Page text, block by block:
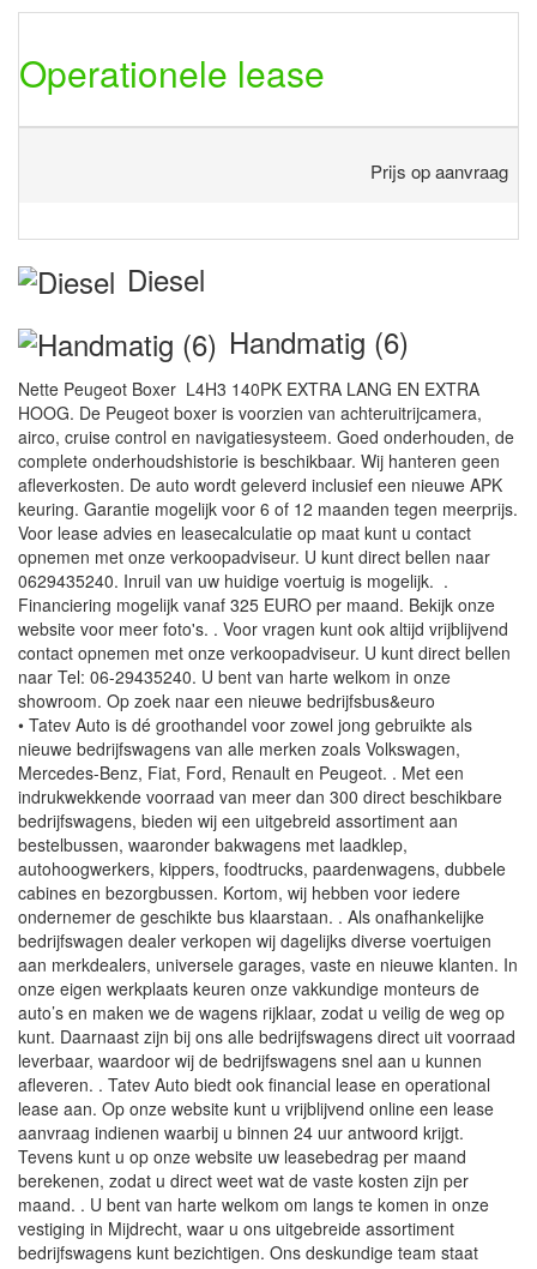
Operationele lease
Prijs op aanvraag
Diesel
Handmatig (6)
Nette Peugeot Boxer L4H3 140PK EXTRA LANG EN EXTRA
HOOG. De Peugeot boxer is voorzien van achteruitrijcamera,
airco, cruise control en navigatiesysteem. Goed onderhouden, de
complete onderhoudshistorie is beschikbaar. Wij hanteren geen
afleverkosten. De auto wordt geleverd inclusief een nieuwe APK
keuring. Garantie mogelijk voor 6 of 12 maanden tegen meerprijs.
Voor lease advies en leasecalculatie op maat kunt u contact
opnemen met onze verkoopadviseur. U kunt direct bellen naar
0629435240. Inruil van uw huidige voertuig is mogelijk. .
Financiering mogelijk vanaf 325 EURO per maand. Bekijk onze
website voor meer foto's. . Voor vragen kunt ook altijd vrijblijvend
contact opnemen met onze verkoopadviseur. U kunt direct bellen
naar Tel: 06-29435240. U bent van harte welkom in onze
showroom. Op zoek naar een nieuwe bedrijfsbus&euro
• Tatev Auto is dé groothandel voor zowel jong gebruikte als
nieuwe bedrijfswagens van alle merken zoals Volkswagen,
Mercedes-Benz, Fiat, Ford, Renault en Peugeot. . Met een
indrukwekkende voorraad van meer dan 300 direct beschikbare
bedrijfswagens, bieden wij een uitgebreid assortiment aan
bestelbussen, waaronder bakwagens met laadklep,
autohoogwerkers, kippers, foodtrucks, paardenwagens, dubbele
cabines en bezorgbussen. Kortom, wij hebben voor iedere
ondernemer de geschikte bus klaarstaan. . Als onafhankelijke
bedrijfswagen dealer verkopen wij dagelijks diverse voertuigen
aan merkdealers, universele garages, vaste en nieuwe klanten. In
onze eigen werkplaats keuren onze vakkundige monteurs de
auto’s en maken we de wagens rijklaar, zodat u veilig de weg op
kunt. Daarnaast zijn bij ons alle bedrijfswagens direct uit voorraad
leverbaar, waardoor wij de bedrijfswagens snel aan u kunnen
afleveren. . Tatev Auto biedt ook financial lease en operational
lease aan. Op onze website kunt u vrijblijvend online een lease
aanvraag indienen waarbij u binnen 24 uur antwoord krijgt.
Tevens kunt u op onze website uw leasebedrag per maand
berekenen, zodat u direct weet wat de vaste kosten zijn per
maand. . U bent van harte welkom om langs te komen in onze
vestiging in Mijdrecht, waar u ons uitgebreide assortiment
bedrijfswagens kunt bezichtigen. Ons deskundige team staat